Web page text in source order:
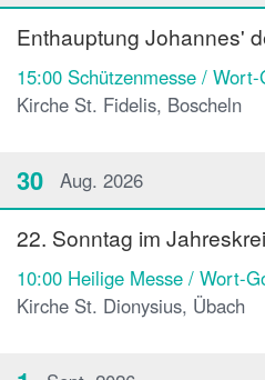
Enthauptung Johannes'
15:00 Schützenmesse /
Kirche St. Fidelis, Boscheln
30 Aug. 2026
22. Sonntag im
10:00 Heilige Messe / Wort-
Kirche St. Dionysius, Übach